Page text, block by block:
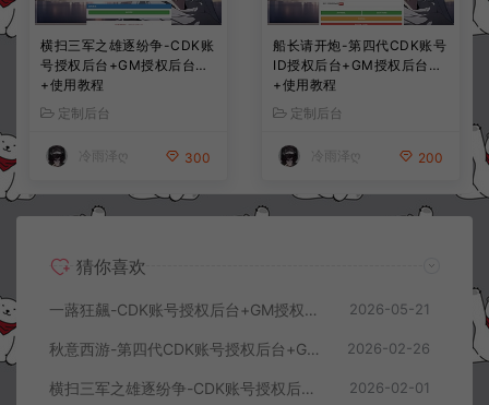
横扫三军之雄逐纷争-CDK账
号授权后台+GM授权后台
+使用教程
定制后台
冷雨泽ღ 300
船长请开炮-第四代CDK账号
ID授权后台+GM授权后台
+使用教程
定制后台
冷雨泽ღ 200
猜你喜欢
一蕗狂飆-CDK账号授权后台+GM授权后台+使用教程 2026-05-21
秋意西游-第四代CDK账号授权后台+GM授权后台+使用教程 2026-02-26
横扫三军之雄逐纷争-CDK账号授权后台+GM授权后台+使用教程 2026-02-01